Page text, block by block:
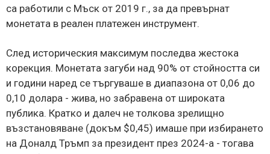
са работили с Мъск от 2019 г., за да превърнат
монетата в реален платежен инструмент.
След историческия максимум последва жестока
корекция. Монетата загуби над 90% от стойността си
и години наред се търгуваше в диапазона от 0,06 до
0,10 долара - жива, но забравена от широката
публика. Кратко и далеч не толкова зрелищно
възстановяване (докъм $0,45) имаше при избирането
на Доналд Тръмп за президент през 2024-а - тогава